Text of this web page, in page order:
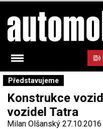
Představujeme
Konstrukce
vozidel Tatra
Milan Olšanský